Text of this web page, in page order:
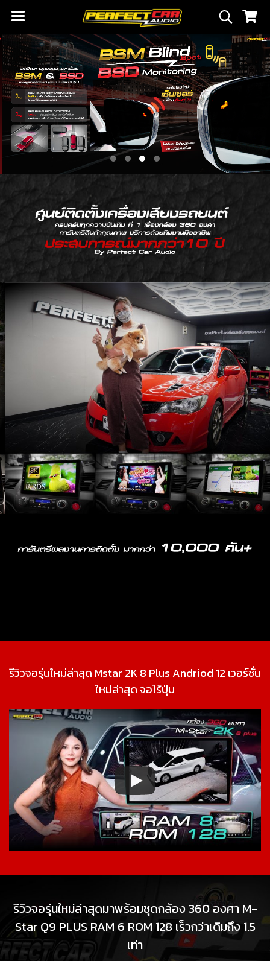
รีวิวจอรุ่นใหม่ล่าสุด Mstar 2K 8 Plus Andriod 12 เวอร์ชั่น
ใหม่ล่าสุด จอไร้ปุ่ม
รีวิวจอรุ่นใหม่ล่าสุดมาพร้อมชุดกล้อง 360 องศา M-
Star Q9 PLUS RAM 6 ROM 128 เร็วกว่าเดิมถึง 1.5
เท่า